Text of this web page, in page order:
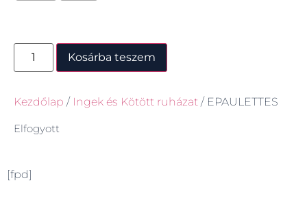
Kosárba teszem
Kezdőlap / Ingek és Kötött ruházat / EPAULETTES
Elfogyott
[fpd]